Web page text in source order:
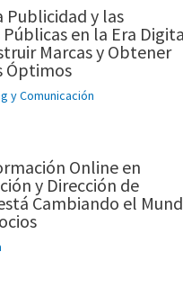
Publicidad y las
Públicas en la Era
Marcas y Obtener
Óptimos
y Comunicación
Online en
y Dirección de
Cambiando el